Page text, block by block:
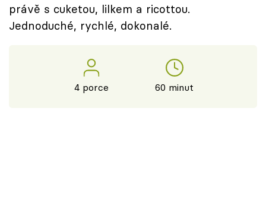
Sledujte nás
právě s cuketou, lilkem a ricottou.
Jednoduché, rychlé, dokonalé.
4 porce 60 minut